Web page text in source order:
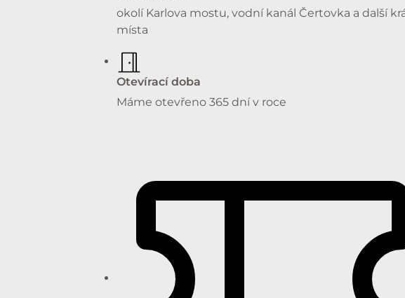
okolí Karlova mostu, vodní kanál Čertovka a další
místa
Otevírací doba
Máme otevřeno 365 dní v roce